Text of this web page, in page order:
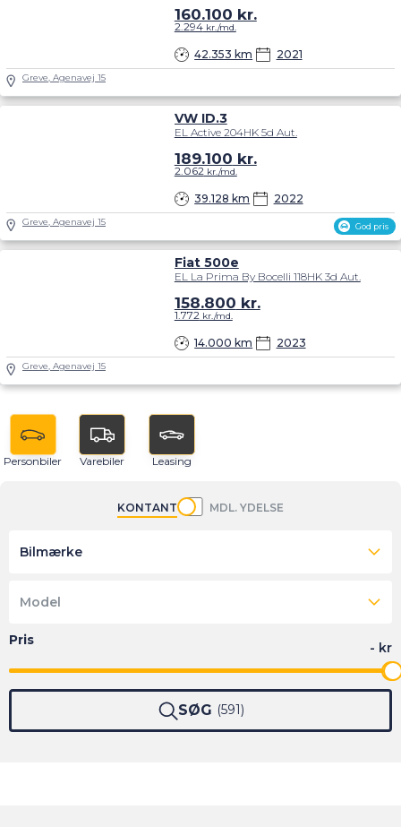
42.353 km 2021
160.100 kr.
2.294kr./md.
Greve, Agenavej 15
God pris
VW ID.3
EL Active 204HK 5d Aut.
39.128 km 2022
189.100 kr.
2.062kr./md.
Greve, Agenavej 15
Fiat 500e
EL La Prima By Bocelli 118HK 3d Aut.
14.000 km 2023
158.800 kr.
1.772kr./md.
Greve, Agenavej 15
Personbiler Varebiler Leasing
KONTANT MDL. YDELSE
Bilmærke
Model
SØG 591